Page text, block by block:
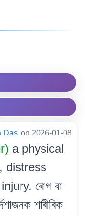
Das on 2026-01-08
a physical
distress
ৰোগ বা
শাৰীৰিক